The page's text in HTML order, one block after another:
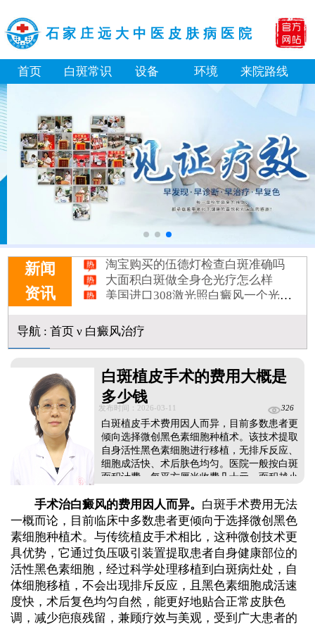
石家庄远大中医皮肤病医院
首页 白斑常识 设备 环境 来院路线
新闻
资讯
淘宝购买的伍德灯检查白斑准确吗
大面积白斑做全身仓光疗怎么样
美国进口308激光照白癜风一个光斑大概费用多少
小孩膝盖上有白色的点点摸着光滑怎么回事
伍德灯下白斑比肉眼看到的更大正常吗
儿童下巴长小白点是什么原因
皮肤ct检测白斑对治疗有什么作用
白斑摸着光滑边界清晰有可能是哪种皮肤病
导航: 首页ν 白癜风治疗
白斑植皮手术的费用大概是
多少钱
发布时间：2026-03-11 326
白斑植皮手术费用因人而异，目前多数患者更
倾向选择微创黑色素细胞种植术。该技术提取
自身活性黑色素细胞进行移植，无排斥反应、
细胞成活快、术后肤色均匀。医院一般按白斑
面积计费，每平方厘米收费几十元，面积越小
同，整体治疗花销存在差异，不可一概而
论。...
手术治白癜风的费用因人而异。 白斑手术费用无法
一概而论，目前临床中多数患者更倾向于选择微创黑色
素细胞种植术。与传统植皮手术相比，这种微创技术更
具优势，它通过负压吸引装置提取患者自身健康部位的
活性黑色素细胞，经过科学处理移植到白斑病灶处，自
体细胞移植，不会出现排斥反应，且黑色素细胞成活速
度快，术后复色均匀自然，能更好地贴合正常皮肤色
调，减少疤痕残留，兼顾疗效与美观，受到广大患者的